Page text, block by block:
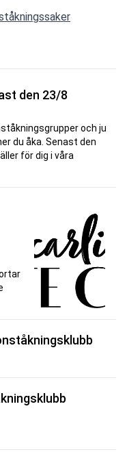
den 23/8
och ju
du åka. Senast den
för dig i våra